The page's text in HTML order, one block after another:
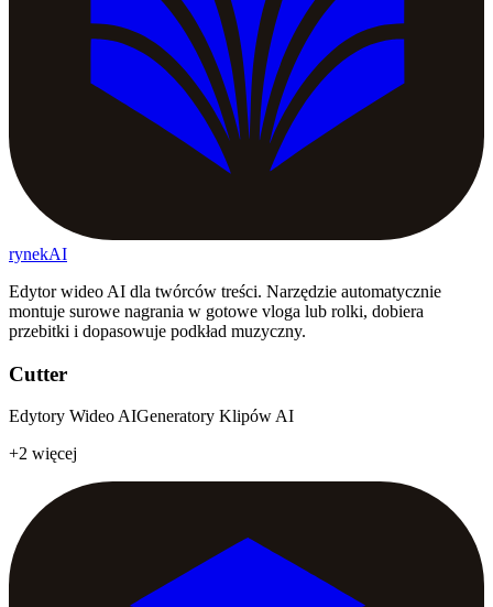
rynekAI
Edytor wideo AI dla twórców treści. Narzędzie automatycznie
montuje surowe nagrania w gotowe vloga lub rolki, dobiera
przebitki i dopasowuje podkład muzyczny.
Cutter
Edytory Wideo AIGeneratory Klipów AI
+2 więcej